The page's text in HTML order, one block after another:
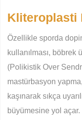
Kliteroplasti
Özellikle sporda
kullanılması, böbrek
(Polikistik Over
mastürbasyon
kaşınarak sıkça
büyümesine yol